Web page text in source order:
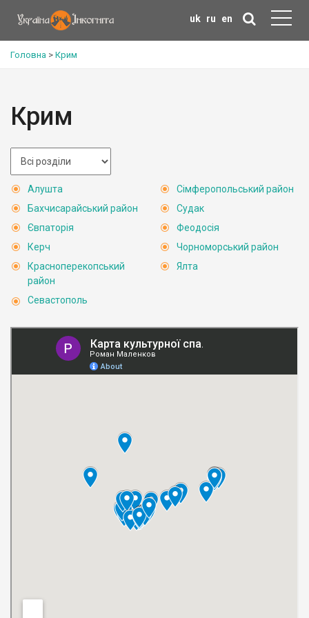
uk ru en
Головна > Крим
Крим
Алушта
Бахчисарайський район
Євпаторія
Керч
Красноперекопський
район
Севастополь
Сімферопольський район
Судак
Феодосія
Чорноморський район
Ялта